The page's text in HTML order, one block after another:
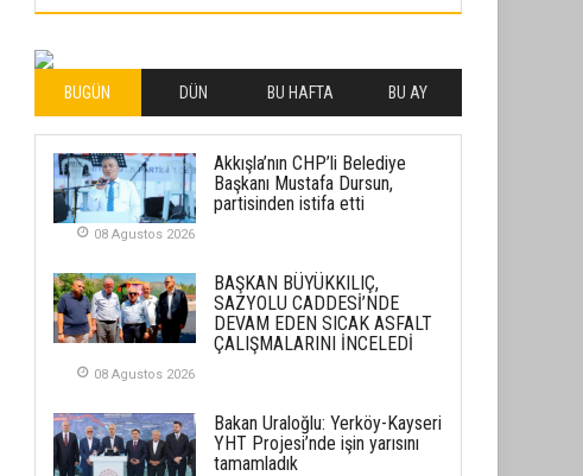
26 Subat 2026
METİN ERTEM
YENİ HİCRİ YIL VE ÜLKEMİZDE
YAŞANANLAR!
21 Haziran 2026
SEMRA ŞAHİN
KENDİNE UYANMAK
30 Temmuz 2026
İlgi Alanlarımız ve Biz
02 Ekim 2025
BUGÜN DÜN BU HAFTA BU AY
Akkışla’nın CHP’li Belediye
Başkanı Mustafa Dursun,
partisinden istifa etti
08 Agustos 2026
BAŞKAN BÜYÜKKILIÇ,
SAZYOLU CADDESİ’NDE
DEVAM EDEN SICAK ASFALT
ÇALIŞMALARINI İNCELEDİ
08 Agustos 2026
Bakan Uraloğlu: Yerköy-Kayseri
YHT Projesi’nde işin yarısını
tamamladık